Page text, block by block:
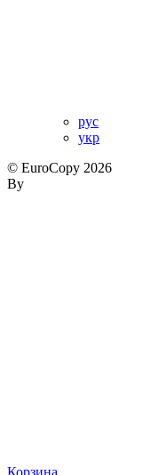
рус
укр
© EuroCopy 2026
By
Корзина